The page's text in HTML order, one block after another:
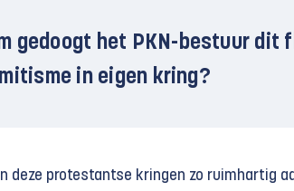
gedoogt het PKN-bestuur dit
in eigen kring?
in deze protestantse kringen zo ruimhartig